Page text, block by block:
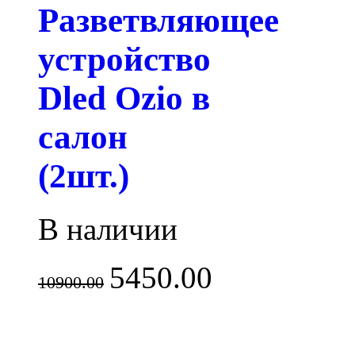
Разветвляющее
устройство
Dled Ozio в
салон
(2шт.)
В наличии
10900.00 5450.00